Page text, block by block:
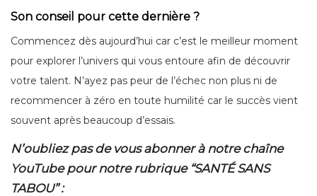
Son conseil pour cette dernière ?
Commencez dès aujourd’hui car c’est le meilleur moment
pour explorer l’univers qui vous entoure afin de découvrir
votre talent. N’ayez pas peur de l’échec non plus ni de
recommencer à zéro en toute humilité car le succès vient
souvent après beaucoup d’essais.
N’oubliez pas de vous abonner à notre chaîne
YouTube pour notre rubrique “SANTÉ SANS
TABOU” :